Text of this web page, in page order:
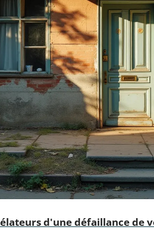
d'une défaillance de